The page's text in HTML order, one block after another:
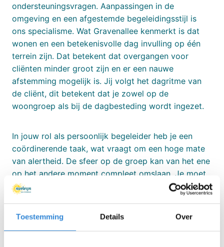
Toestemming Details Over
ondersteuningsvragen. Aanpassingen in de
omgeving en een afgestemde begeleidingsstijl is
ons specialisme. Wat Gravenallee kenmerkt is dat
wonen en een betekenisvolle dag invulling op één
terrein zijn. Dat betekent dat overgangen voor
cliënten minder groot zijn en er een nauwe
afstemming mogelijk is. Jij volgt het dagritme van
de cliënt, dit betekent dat je zowel op de
woongroep als bij de dagbesteding wordt ingezet.
In jouw rol als persoonlijk begeleider heb je een
coördinerende taak, wat vraagt om een hoge mate
van alertheid. De sfeer op de groep kan van het ene
op het andere moment compleet omslaan. Je moet
snel kunnen schakelen, stevig in je schoenen staan
en tegelijkertijd professioneel en menselijk blijven.
maken tussen escalatie en rust.